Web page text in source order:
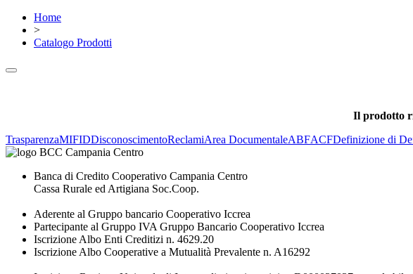
Home
>
Catalogo Prodotti
Il prodotto
TrasparenzaMIFIDDisconoscimentoReclamiArea DocumentaleABFACFDefinizione di
Banca di Credito Cooperativo Campania Centro
Cassa Rurale ed Artigiana Soc.Coop.
Aderente al Gruppo bancario Cooperativo Iccrea
Partecipante al Gruppo IVA Gruppo Bancario Cooperativo Iccrea
Iscrizione Albo Enti Creditizi n. 4629.20
Iscrizione Albo Cooperative a Mutualità Prevalente n. A16292